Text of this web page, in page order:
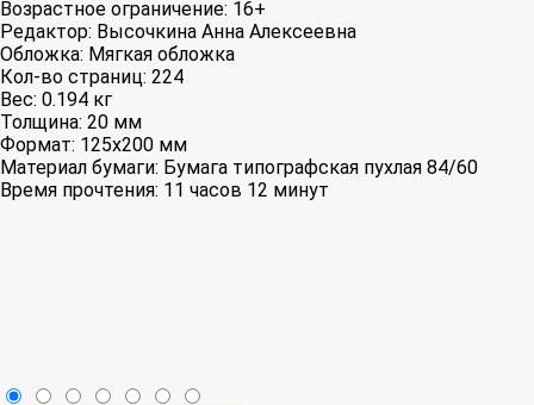
Возрастное ограничение: 16+
Редактор: Высочкина Анна Алексеевна
Обложка: Мягкая обложка
Кол-во страниц: 224
Вес: 0.194 кг
Толщина: 20 мм
Формат: 125x200 мм
Материал бумаги: Бумага типографская пухлая 84/60
Время прочтения: 11 часов 12 минут